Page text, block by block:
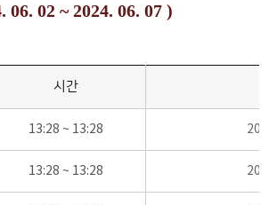
06. 02 ~ 2024. 06. 07 )
시간
13:28 ~ 13:28
13:28 ~ 13:28